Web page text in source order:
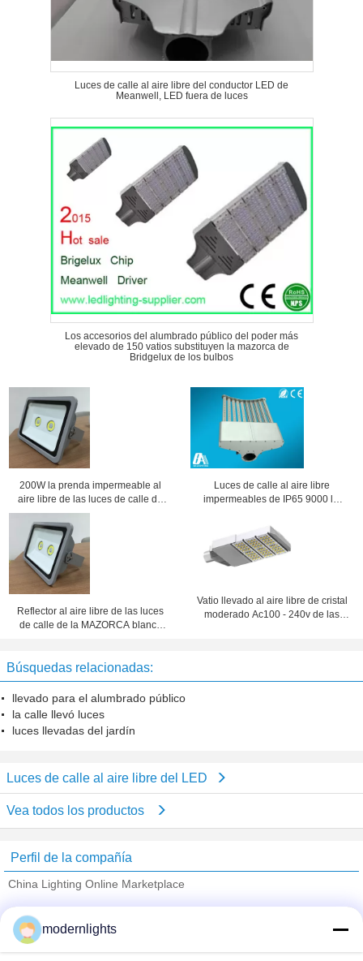
Luces de calle al aire libre del conductor LED de
Meanwell, LED fuera de luces
Los accesorios del alumbrado público del poder más
elevado de 150 vatios substituyen la mazorca de
Bridgelux de los bulbos
200W la prenda impermeable al
aire libre de las luces de calle de
la MAZORCA LED llevó luces de
inundación con ángulo de haz
160°
Luces de calle al aire libre
impermeables de IP65 9000 lm
Reflector al aire libre de las luces
de calle de la MAZORCA blanca
Vatio llevado al aire libre de cristal
moderado Ac100 - 240v de las
Búsquedas relacionadas:
llevado para el alumbrado público
la calle llevó luces
luces llevadas del jardín
Luces de calle al aire libre del LED
Vea todos los productos
Perfil de la compañía
China Lighting Online Marketplace
Trust Seal
Verified Suplier
modernlights